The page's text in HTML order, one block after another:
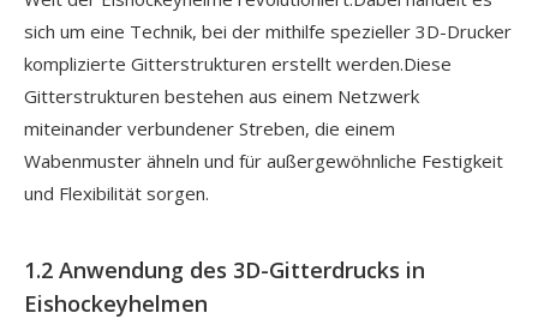
sich um eine Technik, bei der mithilfe spezieller 3D-Drucker
komplizierte Gitterstrukturen erstellt werden.Diese
Gitterstrukturen bestehen aus einem Netzwerk
miteinander verbundener Streben, die einem
Wabenmuster ähneln und für außergewöhnliche Festigkeit
und Flexibilität sorgen.
1.2 Anwendung des 3D-Gitterdrucks in
Eishockeyhelmen